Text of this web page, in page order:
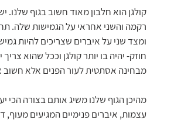
קולגן הוא חלבון מאוד חשוב בגוף
רקמה והשני אחראי על הגמישות שלה.
ומצד שני על איברים שצריכים להיות
חוזק- יהיה בו יותר קולגן וככל שהוא
מבחינה אסתטית לעור הפנים אלא חשוב
מהיכן הגוף שלנו משיג אותם בצורה הכי
עצמות, איברים פנימיים המגיעים